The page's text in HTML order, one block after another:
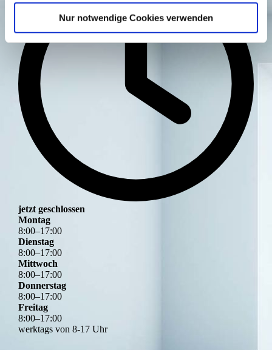
Nur notwendige Cookies verwenden
jetzt geschlossen
Montag
8:00–17:00
Dienstag
8:00–17:00
Mittwoch
8:00–17:00
Donnerstag
8:00–17:00
Freitag
8:00–17:00
werktags von 8-17 Uhr